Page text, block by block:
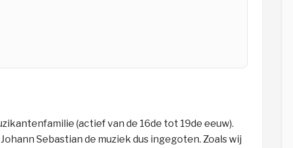
(actief van de 16de tot 19de eeuw).
Sebastian de muziek dus ingegoten. Zoals wij